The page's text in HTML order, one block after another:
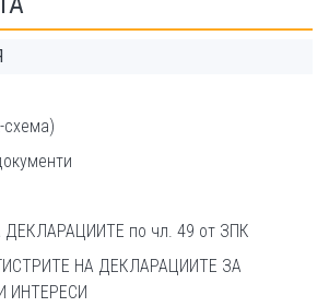
схема)
по чл. 49 от ЗПК
НА ДЕКЛАРАЦИИТЕ ЗА
ИНТЕРЕСИ